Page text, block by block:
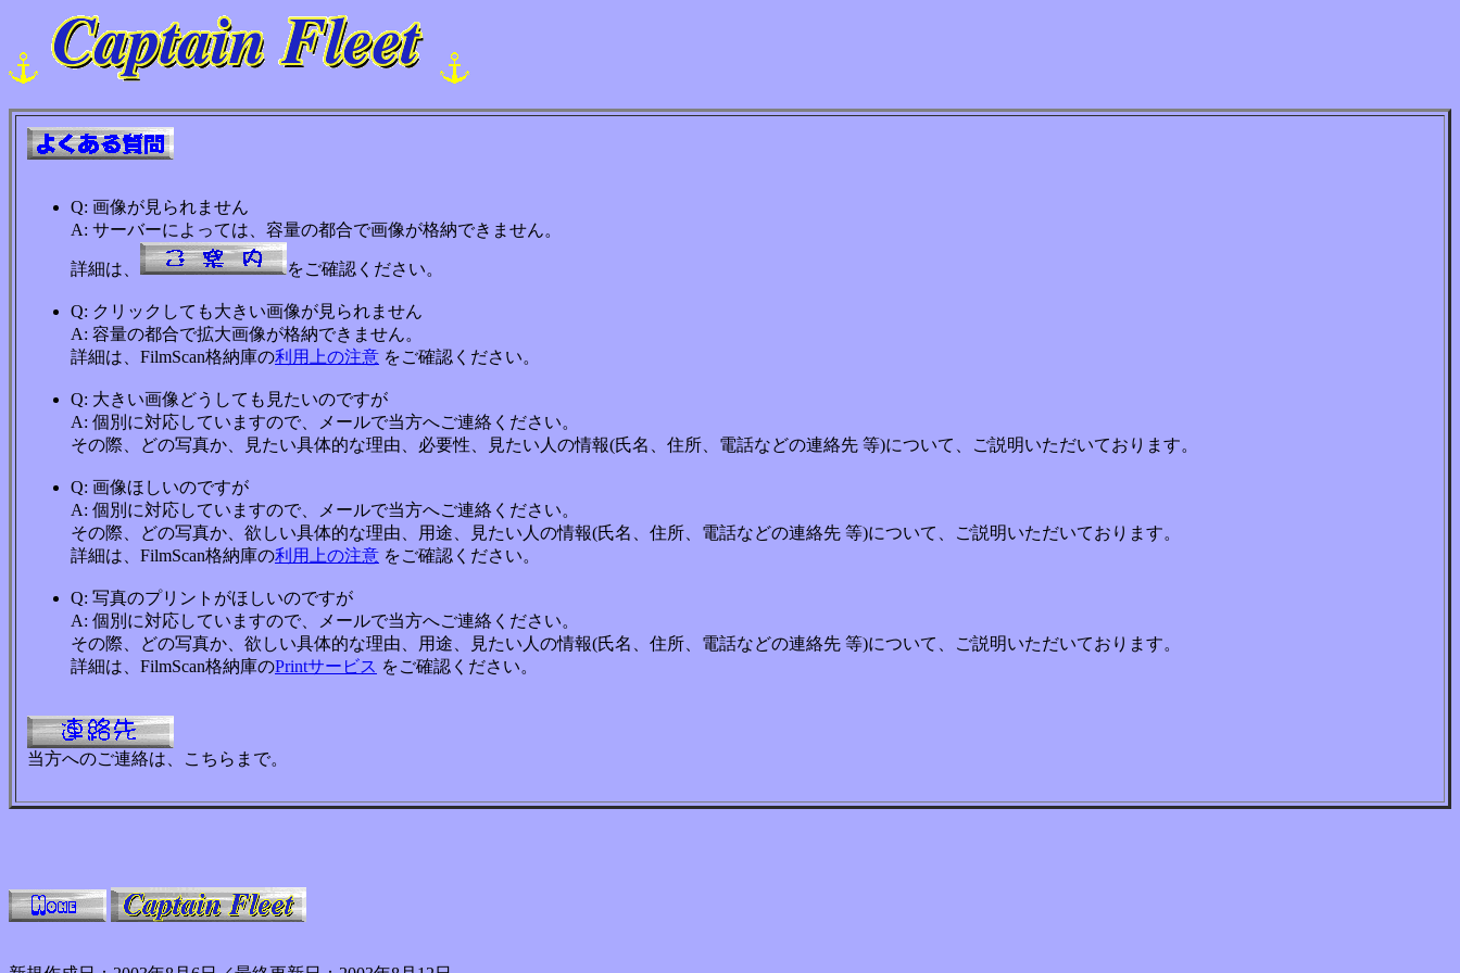
Q: 画像が見られません
A: サーバーによっては、容量の都合で画像が格納できません。
詳細は、 をご確認ください。
Q: クリックしても大きい画像が見られません
A: 容量の都合で拡大画像が格納できません。
詳細は、FilmScan格納庫の利用上の注意 をご確認ください。
Q: 大きい画像どうしても見たいのですが
A: 個別に対応していますので、メールで当方へご連絡ください。
その際、どの写真か、見たい具体的な理由、必要性、見たい人の情報(氏名、住所、電話などの連絡先 等)について、ご説明いただいております。
Q: 画像ほしいのですが
A: 個別に対応していますので、メールで当方へご連絡ください。
その際、どの写真か、欲しい具体的な理由、用途、見たい人の情報(氏名、住所、電話などの連絡先 等)について、ご説明いただいております。
詳細は、FilmScan格納庫の利用上の注意 をご確認ください。
Q: 写真のプリントがほしいのですが
A: 個別に対応していますので、メールで当方へご連絡ください。
その際、どの写真か、欲しい具体的な理由、用途、見たい人の情報(氏名、住所、電話などの連絡先 等)について、ご説明いただいております。
詳細は、FilmScan格納庫のPrintサービス をご確認ください。
当方へのご連絡は、こちらまで。